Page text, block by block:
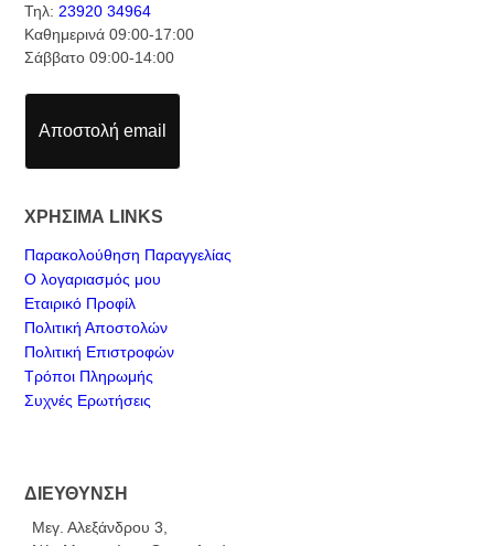
Τηλ: 23920 34964
Καθημερινά 09:00-17:00
Σάββατο 09:00-14:00
Αποστολή email
ΧΡΗΣΙΜΑ LINKS
Παρακολούθηση Παραγγελίας
Ο λογαριασμός μου
Εταιρικό Προφίλ
Πολιτική Αποστολών
Πολιτική Επιστροφών
Τρόποι Πληρωμής
Συχνές Ερωτήσεις
ΔΙΕΥΘΥΝΣΗ
Μεγ. Αλεξάνδρου 3,